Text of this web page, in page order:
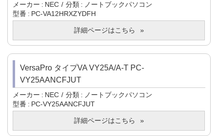
メーカー NEC 分類
ノートブックパソコン
型番
PC-VA12HRXZYDFH
詳細ページはこちら
VersaPro タイプVA VY25A/A-T PC-
VY25AANCFJUT
メーカー NEC 分類
ノートブックパソコン
型番
PC-VY25AANCFJUT
詳細ページはこちら